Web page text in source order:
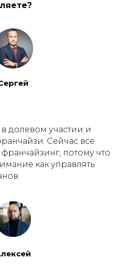
долевом участии и
Сейчас все
потому что
как управлять